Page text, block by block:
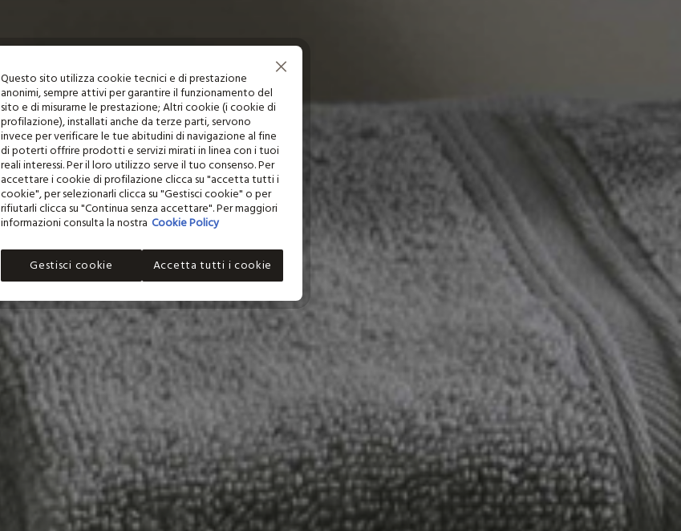
DANNI IRREVERSIBILI
Questo sito utilizza cookie tecnici e di prestazione
anonimi, sempre attivi per garantire il funzionamento del
sito e di misurarne le prestazione; Altri cookie (i cookie di
profilazione), installati anche da terze parti, servono
invece per verificare le tue abitudini di navigazione al fine
di poterti offrire prodotti e servizi mirati in linea con i tuoi
reali interessi. Per il loro utilizzo serve il tuo consenso. Per
accettare i cookie di profilazione clicca su "accetta tutti i
cookie", per selezionarli clicca su "Gestisci cookie" o per
rifiutarli clicca su "Continua senza accettare". Per maggiori
informazioni consulta la nostra Cookie Policy
Gestisci cookie Accetta tutti i cookie
Continua senza accettare